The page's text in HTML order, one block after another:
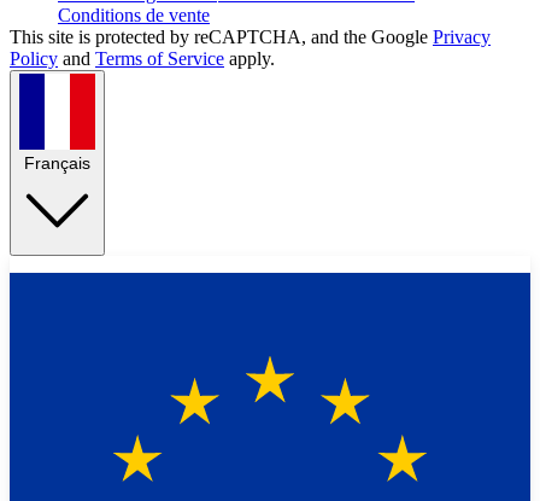
Conditions de vente
This site is protected by reCAPTCHA, and the Google Privacy
Policy and Terms of Service apply.
Français